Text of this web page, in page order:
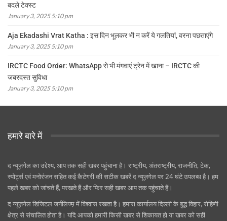
बदले टेक्स्ट
January 3, 2025 5:10 pm
Aja Ekadashi Vrat Katha : इस दिन भूलकर भी न करें ये गलतियां, वरना पछताएंगे
January 3, 2025 5:10 pm
IRCTC Food Order: WhatsApp से भी मंगवाएं ट्रेन में खाना – IRCTC की
जबरदस्त सुविधा
January 3, 2025 5:10 pm
हमारे बारे में
द न्यूज़गेल का उद्देश्य, आप तक सही खबर पहुंचाना है। राष्ट्रीय, अंतराष्ट्रीय, राजनीति, टेक,
स्पोर्ट्स एवं मनोरंजन सहित कई कैटेगरी की सटीक खबरें द न्यूज़गेल पर 24 घंटे उपलब्ध है। हम
पहले खबर को जांचते हैं, परखते हैं और फिर सही खबर आप तक पहुंचाते हैं।
द न्यूज़गेल डिजिटल जर्नलिज्म़ में विश्वास रखता है। हमारा कार्यालय दिल्ली के बुद्ध विहार, रोहिणी
क्षेत्र से संचालित होता है। यदि आपको हमारी किसी खबर से शिकायत हो या खबर को सही